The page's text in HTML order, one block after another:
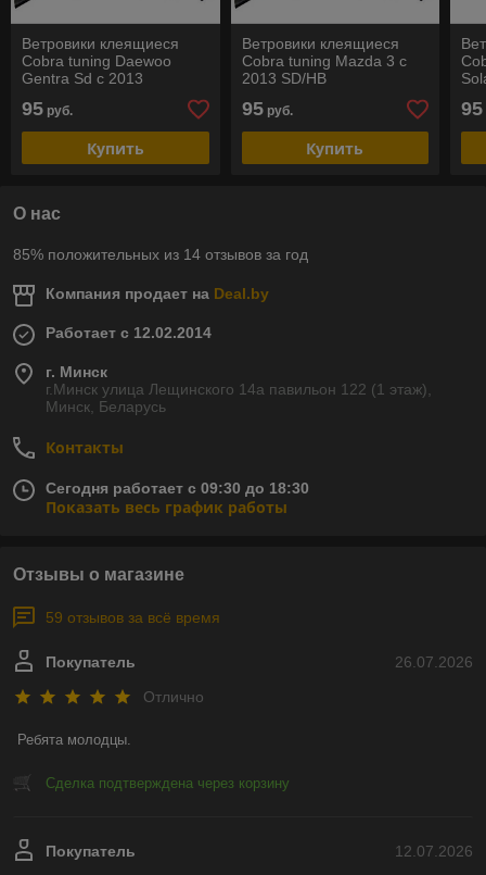
Ветровики клеящиеся
Cobra tuning Daewoo
Gentra Sd с 2013
95 руб.
Купить
Ветровики клеящиеся
Cobra tuning Mazda 3 с
2013 SD/HB
95руб.
Купить
95
О нас
85% положительных из 14 отзывов за год
Компания продает на Deal.by
Работает с 12.02.2014
г. Минск
г.Минск улица Лещинского 14а павильон 122 (1 этаж),
Минск, Беларусь
Контакты
Сегодня работает с 09:30 до 18:30
Показать весь график работы
Отзывы о магазине
59 отзывов за всё время
26.07.2026
Покупатель
Отлично
Ребята молодцы.
Сделка подтверждена через корзину
12.07.2026
Покупатель